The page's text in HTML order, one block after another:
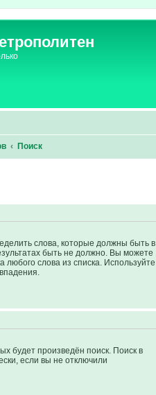
Поиск
слова, которые должны быть в
быть не должно. Вы можете
любого слова из списка. Используйте
будет произведён поиск. Поиск в
если вы не отключили